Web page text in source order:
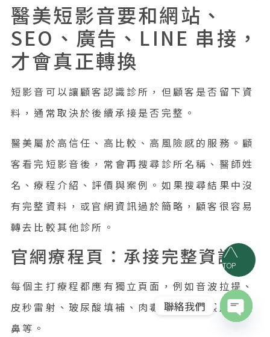
醫美短影音要和網站、
SEO、廣告、LINE 串接，
才會真正轉換
短影音可以讓顧客認識診所，但顧客是否留下資
料，通常取決於後續承接是否完整。
醫美屬於高信任、高比較、高風險感的服務。顧
客看完短影音後，常會再搜尋診所名稱、醫師姓
名、療程介紹、評價與案例。如果搜尋結果中沒
有完整資料，或官網資訊過於簡略，顧客很容易
轉去比較其他診所。
官網療程頁：承接完整資訊
每個主打療程都應有獨立頁面，例如音波拉提、
皮秒雷射、玻尿酸填補、肉毒注射、雙眼皮、隆
鼻等。
TOP
聯絡我們